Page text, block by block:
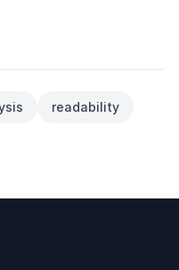
readability